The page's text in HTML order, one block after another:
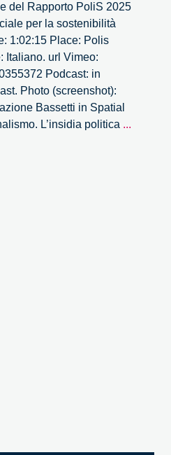
del Rapporto PoliS 2025
per la sostenibilità
1:02:15 Place: Polis
Italiano. url Vimeo:
Podcast: in
Photo (screenshot):
Bassetti in Spatial
L’insidia politica ...